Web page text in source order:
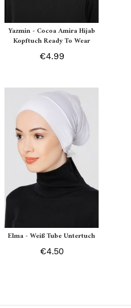
Yazmin - Cocoa Amira Hijab
Kopftuch Ready To Wear
€4.99
Elma - Weiß Tube Untertuch
€4.50